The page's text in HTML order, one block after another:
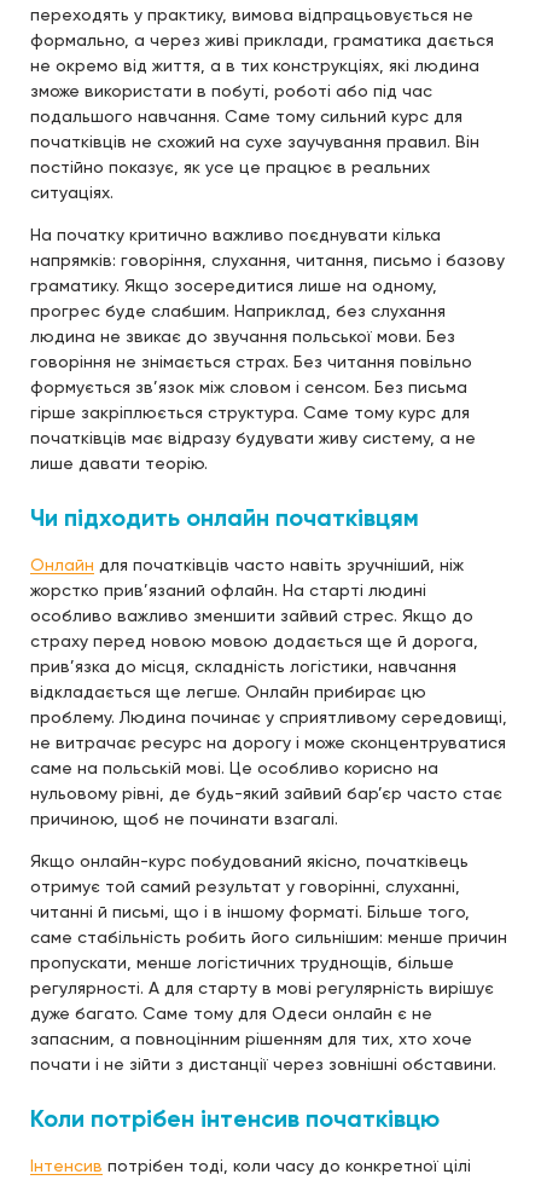
переходять у практику, вимова відпрацьовується не
формально, а через живі приклади, граматика дається
не окремо від життя, а в тих конструкціях, які людина
зможе використати в побуті, роботі або під час
подальшого навчання. Саме тому сильний курс для
початківців не схожий на сухе заучування правил. Він
постійно показує, як усе це працює в реальних
ситуаціях.
На початку критично важливо поєднувати кілька
напрямків: говоріння, слухання, читання, письмо і базову
граматику. Якщо зосередитися лише на одному,
прогрес буде слабшим. Наприклад, без слухання
людина не звикає до звучання польської мови. Без
говоріння не знімається страх. Без читання повільно
формується зв’язок між словом і сенсом. Без письма
гірше закріплюється структура. Саме тому курс для
початківців має відразу будувати живу систему, а не
лише давати теорію.
Чи підходить онлайн початківцям
Онлайн для початківців часто навіть зручніший, ніж
жорстко прив’язаний офлайн. На старті людині
особливо важливо зменшити зайвий стрес. Якщо до
страху перед новою мовою додається ще й дорога,
прив’язка до місця, складність логістики, навчання
відкладається ще легше. Онлайн прибирає цю
проблему. Людина починає у сприятливому середовищі,
не витрачає ресурс на дорогу і може сконцентруватися
саме на польській мові. Це особливо корисно на
нульовому рівні, де будь-який зайвий бар’єр часто стає
причиною, щоб не починати взагалі.
Якщо онлайн-курс побудований якісно, початківець
отримує той самий результат у говорінні, слуханні,
читанні й письмі, що і в іншому форматі. Більше того,
саме стабільність робить його сильнішим: менше причин
пропускати, менше логістичних труднощів, більше
регулярності. А для старту в мові регулярність вирішує
дуже багато. Саме тому для Одеси онлайн є не
запасним, а повноцінним рішенням для тих, хто хоче
почати і не зійти з дистанції через зовнішні обставини.
Коли потрібен інтенсив початківцю
Інтенсив потрібен тоді, коли часу до конкретної цілі